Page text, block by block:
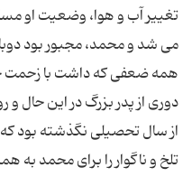
تغییر آب و هوا، وضعیت او
می شد و محمد، مجبور بود
همه ضعفی که داشت با زحمت
از سال تحصیلی نگذشته بود
تلخ و ناگوار را برای محمد به